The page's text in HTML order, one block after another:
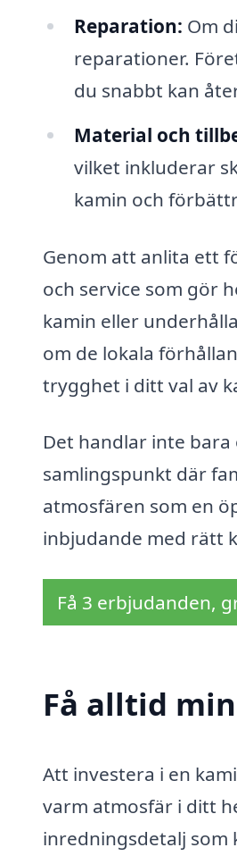
Reparation: Om
reparationer.
du snabbt kan
Material och
vilket inkluderar
kamin och
Genom att anlita ett
och service som gör
kamin eller
om de lokala
trygghet i ditt val av
Det handlar inte bara
samlingspunkt där
atmosfären som en
inbjudande med rätt
Få 3 erbjudanden,
Få alltid
Att investera i en
varm atmosfär i ditt
inredningsdetalj som